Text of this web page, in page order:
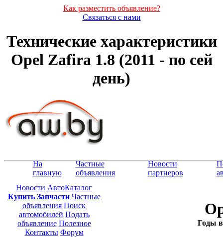
Как разместить объявление?
Связаться с нами
Технические характеристики
Opel Zafira 1.8 (2011 - по сей
день)
На
главную
Частные
объявления
Новости
партнеров
Новости АвтоКаталог
Купить Запчасти Частные
объявления Поиск
автомобилей Подать
объявление Полезное
Контакты Форум
Годы